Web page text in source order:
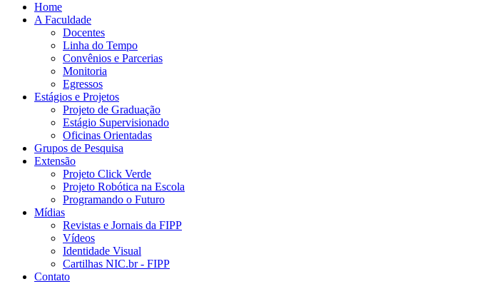
Home
A Faculdade
Docentes
Linha do Tempo
Convênios e Parcerias
Monitoria
Egressos
Estágios e Projetos
Projeto de Graduação
Estágio Supervisionado
Oficinas Orientadas
Grupos de Pesquisa
Extensão
Projeto Click Verde
Projeto Robótica na Escola
Programando o Futuro
Mídias
Revistas e Jornais da FIPP
Vídeos
Identidade Visual
Cartilhas NIC.br - FIPP
Contato